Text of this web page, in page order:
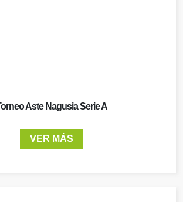
Aste Nagusia Serie A
VER MÁS